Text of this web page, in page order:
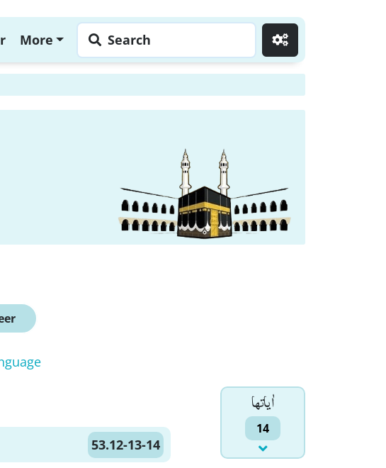
More Search
اٰياتها
14
53.12-13-14